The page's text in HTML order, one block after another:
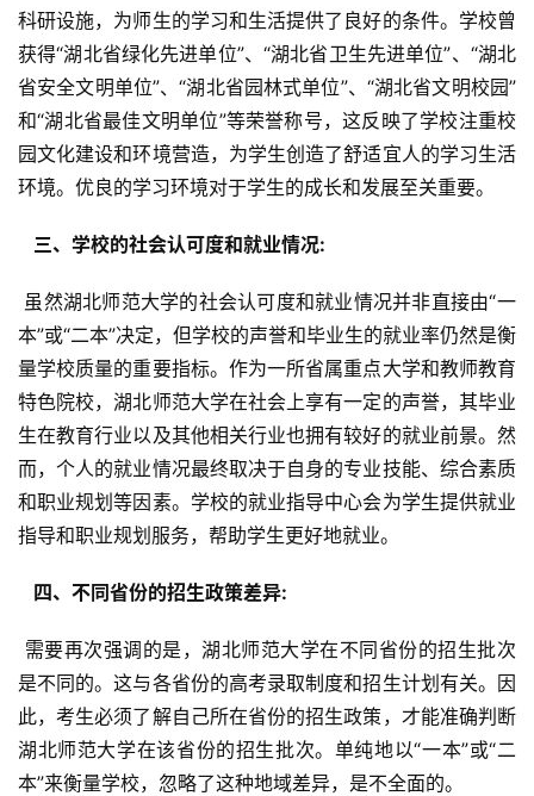
科研设施，为师生的学习和生活提供了良好的条件。学校曾
获得“湖北省绿化先进单位”、“湖北省卫生先进单位”、“湖北
省安全文明单位”、“湖北省园林式单位”、“湖北省文明校园”
和“湖北省最佳文明单位”等荣誉称号，这反映了学校注重校
园文化建设和环境营造，为学生创造了舒适宜人的学习生活
环境。优良的学习环境对于学生的成长和发展至关重要。
  三、学校的社会认可度和就业情况:
本”或“二本”决定，但学校的声誉和毕业生的就业率仍然是衡
量学校质量的重要指标。作为一所省属重点大学和教师教育
特色院校，湖北师范大学在社会上享有一定的声誉，其毕业
生在教育行业以及其他相关行业也拥有较好的就业前景。然
而，个人的就业情况最终取决于自身的专业技能、综合素质
和职业规划等因素。学校的就业指导中心会为学生提供就业
指导和职业规划服务，帮助学生更好地就业。
  四、不同省份的招生政策差异:
是不同的。这与各省份的高考录取制度和招生计划有关。因
此，考生必须了解自己所在省份的招生政策，才能准确判断
湖北师范大学在该省份的招生批次。单纯地以“一本”或“二
本”来衡量学校，忽略了这种地域差异，是不全面的。